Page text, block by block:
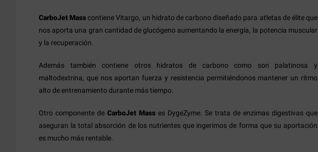
CarboJet Masscontiene Vitargo, un hidrato de carbono diseñado para atletas de élite que
nos aporta una gran cantidad de glucógeno aumentando la energía, la potencia muscular
y la recuperación.
Además también contiene otros hidratos de carbono como son palatinosa y
maltodextrina, que nos aportan fuerza y resistencia permitiéndonos mantener un ritmo
alto de entrenamiento durante más tiempo.
Otro componente de CarboJet Mass es DygeZyme. Se trata de enzimas digestivas que
aseguran la total absorción de los nutrientes que ingerimos de forma que su aportación
es mucho más rentable.